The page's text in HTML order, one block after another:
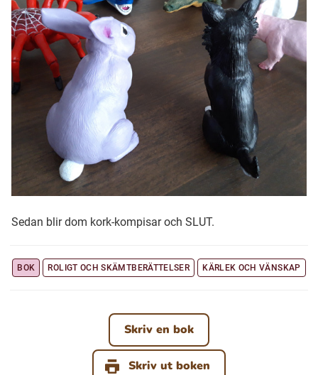
Sedan blir dom kork-kompisar och SLUT.
BOK ROLIGT OCH SKÄMTBERÄTTELSER KÄRLEK OCH VÄNSKAP
Skriv en bok
Skriv ut boken